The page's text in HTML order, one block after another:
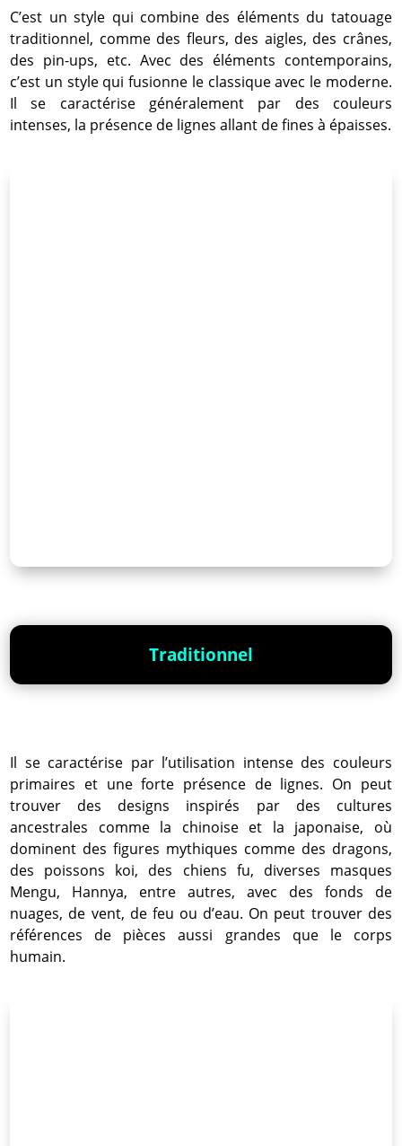
C’est un style qui combine des éléments du tatouage
traditionnel, comme des fleurs, des aigles, des crânes,
des pin-ups, etc. Avec des éléments contemporains,
c’est un style qui fusionne le classique avec le moderne.
Il se caractérise généralement par des couleurs
intenses, la présence de lignes allant de fines à épaisses.
Traditionnel
Il se caractérise par l’utilisation intense des couleurs
primaires et une forte présence de lignes. On peut
trouver des designs inspirés par des cultures
ancestrales comme la chinoise et la japonaise, où
dominent des figures mythiques comme des dragons,
des poissons koi, des chiens fu, diverses masques
Mengu, Hannya, entre autres, avec des fonds de
nuages, de vent, de feu ou d’eau. On peut trouver des
références de pièces aussi grandes que le corps
humain.